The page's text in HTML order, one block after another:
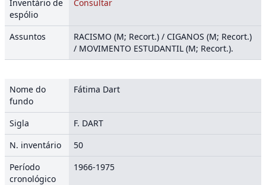
Inventário de
espólio
Consultar
Assuntos
RACISMO (M; Recort.) / CIGANOS (M; Recort.)
/ MOVIMENTO ESTUDANTIL (M; Recort.).
Nome do
fundo
Fátima Dart
Sigla
F. DART
N. inventário
50
Período
cronológico
1966-1975